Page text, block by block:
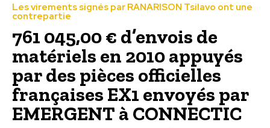
Les virements signés par RANARISON Tsilavo ont une
contrepartie
761 045,00 € d’envois de
matériels en 2010 appuyés
par des pièces officielles
françaises EX1 envoyés par
EMERGENT à CONNECTIC